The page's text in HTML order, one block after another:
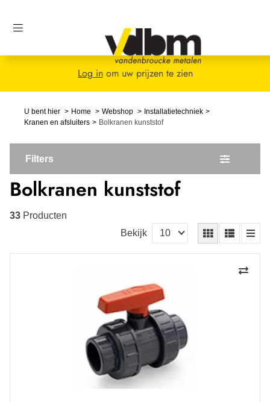
Log inom uw prijzen te zien
U bent hier Home Webshop
Installatietechniek
Kranen en afsluiters
Bolkranen kunststof
Filters
Bolkranen kunststof
33 Producten
Bekijk